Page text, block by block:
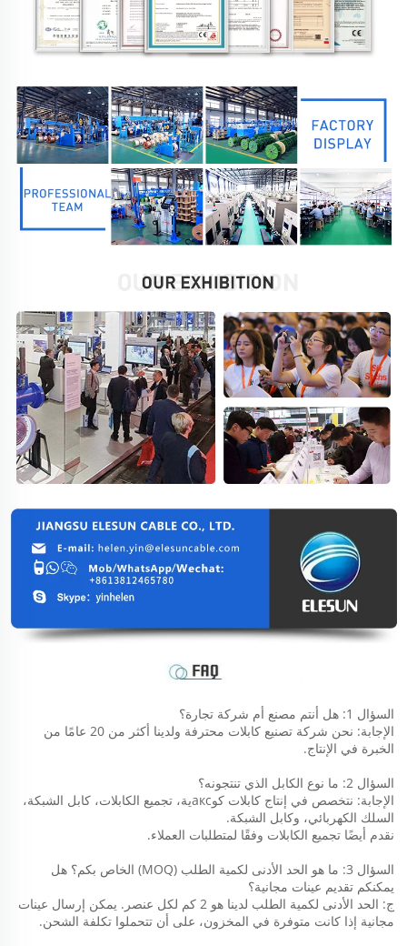
السؤال 1: هل أنتم مصنع أم شركة تجارة؟
الخبرة في الإنتاج.
السؤال 2: ما نوع الكابل الذي تنتجونه؟
السلك الكهربائي، وكابل الشبكة.
نقدم أيضًا تجميع الكابلات وفقًا لمتطلبات العملاء.
يمكنكم تقديم عينات مجانية؟
مجانية إذا كانت متوفرة في المخزون، على أن تتحملوا تكلفة الشحن.